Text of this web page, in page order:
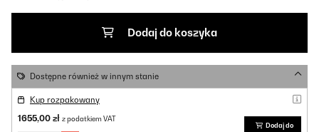
Dodaj do koszyka
Dostępne również w innym stanie
Kup rozpakowany
1655,00 zł z podatkiem VAT
Dodaj do